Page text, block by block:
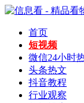
首页
短视频
微信24小时
头条热文
抖音教程
行业观察